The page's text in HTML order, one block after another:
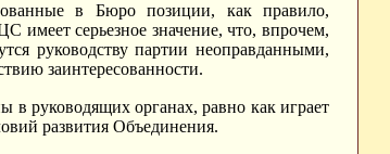
в Бюро позиции, как правило,
имеет серьезное значение, что, впрочем,
руководству партии неоправданными,
заинтересованности.
в руководящих органах, равно как играет
развития Объединения.